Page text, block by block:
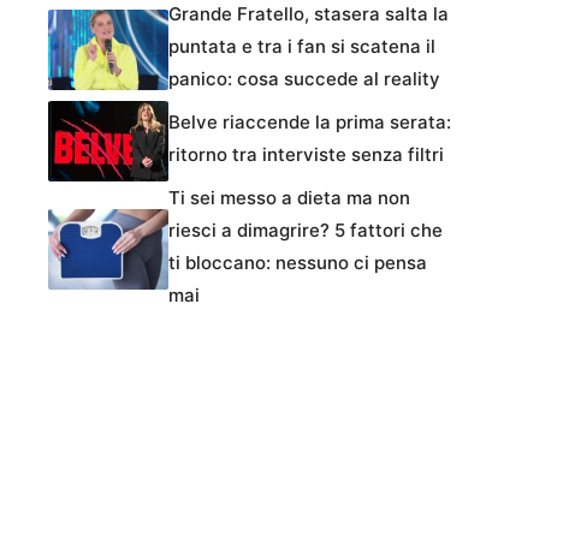
Grande Fratello, stasera salta la
puntata e tra i fan si scatena il
panico: cosa succede al reality
Belve riaccende la prima serata:
ritorno tra interviste senza filtri
Ti sei messo a dieta ma non
riesci a dimagrire? 5 fattori che
ti bloccano: nessuno ci pensa
mai